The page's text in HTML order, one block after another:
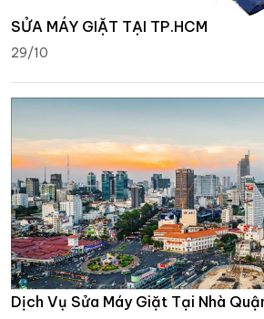
SỬA MÁY GIẶT TẠI TP.HCM
29/10
Dịch Vụ Sửa Máy Giặt Tại Nhà